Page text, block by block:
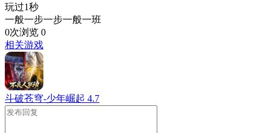
玩过1秒
一般一步一步一般一班
0次浏览 0
相关游戏
斗破苍穹-少年崛起 4.7